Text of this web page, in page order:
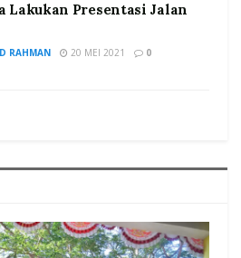
Lakukan Presentasi Jalan
RAHMAN 20 MEI 2021 0